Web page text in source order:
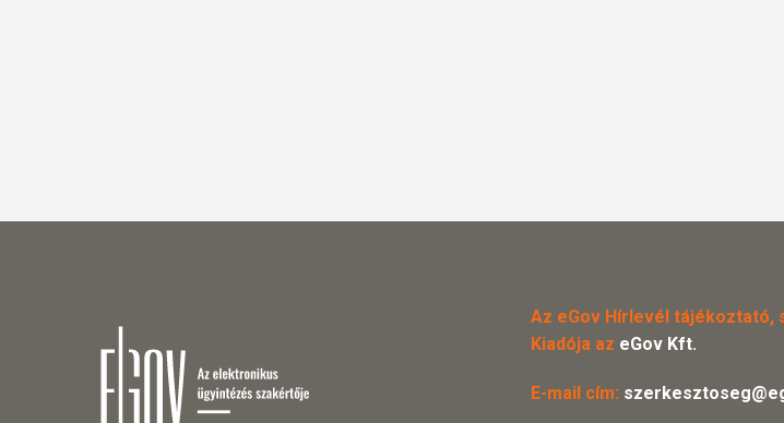
Az eGov Hírlevél tájékoztató,
Kiadója az eGov Kft.
E-mail cím: